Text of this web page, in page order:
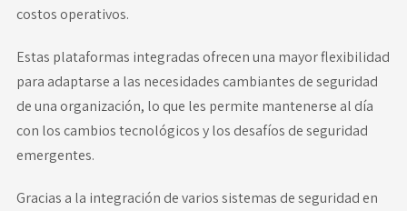
costos operativos.
Estas plataformas integradas ofrecen una mayor flexibilidad
para adaptarse a las necesidades cambiantes de seguridad
de una organización, lo que les permite mantenerse al día
con los cambios tecnológicos y los desafíos de seguridad
emergentes.
Gracias a la integración de varios sistemas de seguridad en